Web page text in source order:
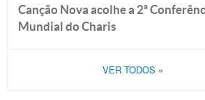
Canção Nova acolhe a 2ª
Mundial do Charis
VER TODOS »